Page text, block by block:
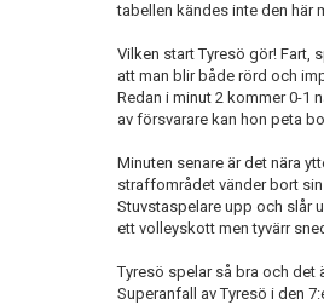
tabellen kändes inte den här
Vilken start Tyresö gör! Fart,
att man blir både rörd och
Redan i minut 2 kommer 0-1
av försvarare kan hon peta
Minuten senare är det nära
straffområdet vänder bort
Stuvstaspelare upp och slår
ett volleyskott men tyvärr
Tyresö spelar så bra och det
Superanfall av Tyresö i den